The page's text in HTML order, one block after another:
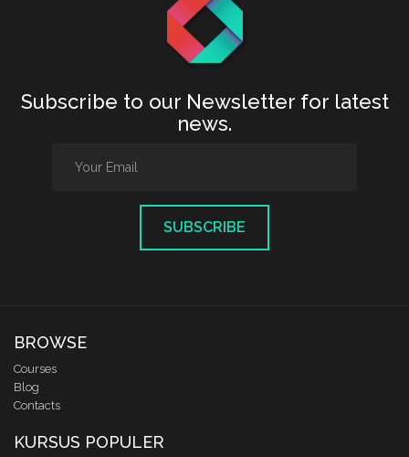
Subscribe to our Newsletter for latest
news.
SUBSCRIBE
BROWSE
Courses
Blog
Contacts
KURSUS POPULER